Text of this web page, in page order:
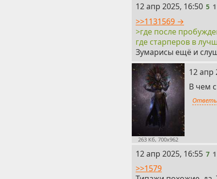
именно поэтому
оставили в охране
исполнение. Всё
кустодианки, в
только удвоил
и сокрушил орков
награды, он все
грязи,
порноболтер - и там
5
12 апр 2025, 16:50 5
>>1131569 →
>где после
где старперов в
Зумарисы ещё и
263 Кб, 700x962
6
12 апр
В чем
7
12 апр 2025, 16:55 7
>>1579